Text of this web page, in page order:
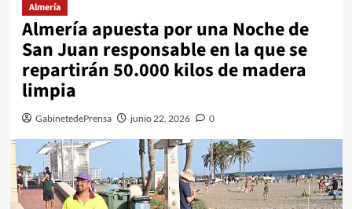
Almería
Almería apuesta por una Noche de
San Juan responsable en la que se
repartirán 50.000 kilos de madera
limpia
GabinetedePrensa junio 22, 2026 0